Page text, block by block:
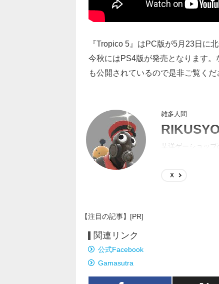
『Tropico 5』はPC版が5月23日に
今秋にはPS4版が発売となります
も公開されているので是非ご覧くだ
雑多人間
RIKUSYO
某洋ゲーショッ
X
【注目の記事】[PR]
関連リンク
公式Facebook
Gamasutra